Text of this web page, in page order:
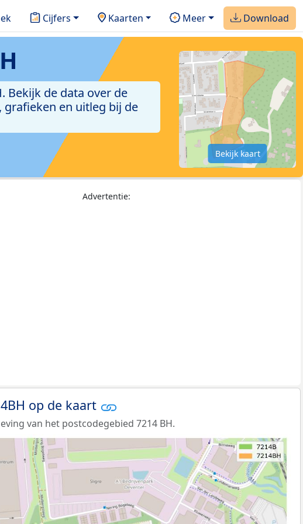
Cijfers Kaarten Meer Download
Bekijk de data over de
en uitleg bij de
Bekijk kaart
Advertentie:
op de kaart
van het postcodegebied 7214 BH.